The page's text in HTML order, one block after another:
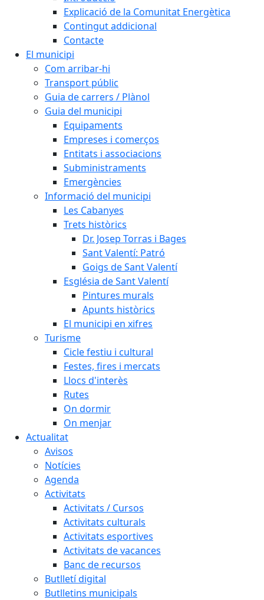
Explicació de la Comunitat Energètica
Contingut addicional
Contacte
El municipi
Com arribar-hi
Transport públic
Guia de carrers / Plànol
Guia del municipi
Equipaments
Empreses i comerços
Entitats i associacions
Subministraments
Emergències
Informació del municipi
Les Cabanyes
Trets històrics
Dr. Josep Torras i Bages
Sant Valentí: Patró
Goigs de Sant Valentí
Església de Sant Valentí
Pintures murals
Apunts històrics
El municipi en xifres
Turisme
Cicle festiu i cultural
Festes, fires i mercats
Llocs d'interès
Rutes
On dormir
On menjar
Actualitat
Avisos
Notícies
Agenda
Activitats
Activitats / Cursos
Activitats culturals
Activitats esportives
Activitats de vacances
Banc de recursos
Butlletí digital
Butlletins municipals